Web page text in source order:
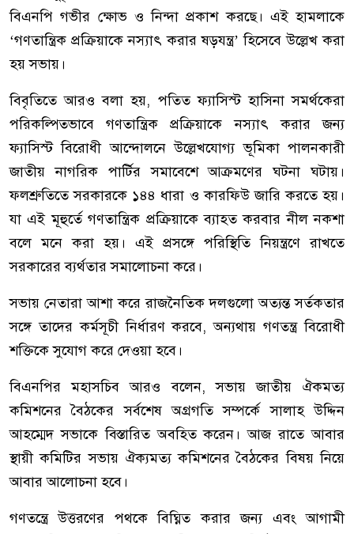
বিএনপি গভীর ক্ষোভ ও নিন্দা প্রকাশ করছে। এই হামলাকে
‘গণতান্ত্রিক প্রক্রিয়াকে নস্যাৎ করার ষড়যন্ত্র’ হিসেবে উল্লেখ করা
হয় সভায়।
বিবৃতিতে আরও বলা হয়, পতিত ফ্যাসিস্ট হাসিনা সমর্থকেরা
পরিকল্পিতভাবে গণতান্ত্রিক প্রক্রিয়াকে নস্যাৎ করার জন্য
ফ্যাসিস্ট বিরোধী আন্দোলনে উল্লেখযোগ্য ভূমিকা পালনকারী
জাতীয় নাগরিক পার্টির সমাবেশে আক্রমণের ঘটনা ঘটায়।
ফলশ্রুতিতে সরকারকে ১৪৪ ধারা ও কারফিউ জারি করতে হয়।
যা এই মূহুর্তে গণতান্ত্রিক প্রক্রিয়াকে ব্যাহত করবার নীল নকশা
বলে মনে করা হয়। এই প্রসঙ্গে পরিস্থিতি নিয়ন্ত্রণে রাখতে
সরকারের ব্যর্থতার সমালোচনা করে।
সভায় নেতারা আশা করে রাজনৈতিক দলগুলো অত্যন্ত সর্তকতার
সঙ্গে তাদের কর্মসূচী নির্ধারণ করবে, অন্যথায় গণতন্ত্র বিরোধী
শক্তিকে সুযোগ করে দেওয়া হবে।
বিএনপির মহাসচিব আরও বলেন, সভায় জাতীয় ঐকমত্য
কমিশনের বৈঠকের সর্বশেষ অগ্রগতি সম্পর্কে সালাহ উদ্দিন
আহম্মেদ সভাকে বিস্তারিত অবহিত করেন। আজ রাতে আবার
স্থায়ী কমিটির সভায় ঐক্যমত্য কমিশনের বৈঠকের বিষয় নিয়ে
আবার আলোচনা হবে।
গণতন্ত্রে উত্তরণের পথকে বিঘ্নিত করার জন্য এবং আগামী